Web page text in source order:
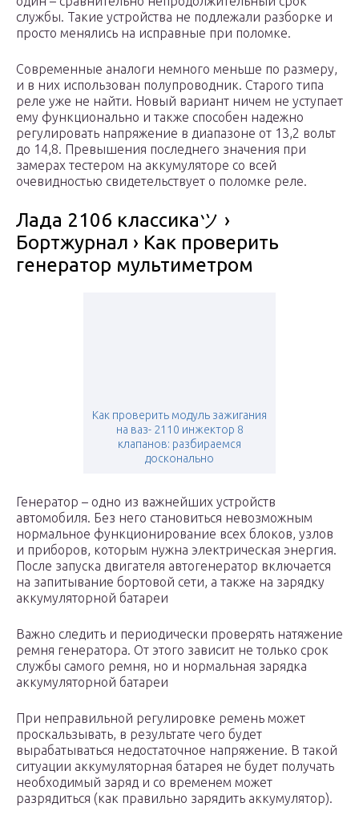
службы. Такие устройства не подлежали разборке и
просто менялись на исправные при поломке.
Современные аналоги немного меньше по размеру,
и в них использован полупроводник. Старого типа
реле уже не найти. Новый вариант ничем не уступает
ему функционально и также способен надежно
регулировать напряжение в диапазоне от 13,2 вольт
до 14,8. Превышения последнего значения при
замерах тестером на аккумуляторе со всей
очевидностью свидетельствует о поломке реле.
Лада 2106 классикаツ ›
Бортжурнал › Как проверить
генератор мультиметром
Как проверить модуль зажигания
на ваз- 2110 инжектор 8
клапанов: разбираемся
досконально
Генератор – одно из важнейших устройств
автомобиля. Без него становиться невозможным
нормальное функционирование всех блоков, узлов
и приборов, которым нужна электрическая энергия.
После запуска двигателя автогенератор включается
на запитывание бортовой сети, а также на зарядку
аккумуляторной батареи
Важно следить и периодически проверять натяжение
ремня генератора. От этого зависит не только срок
службы самого ремня, но и нормальная зарядка
аккумуляторной батареи
При неправильной регулировке ремень может
проскальзывать, в результате чего будет
вырабатываться недостаточное напряжение. В такой
ситуации аккумуляторная батарея не будет получать
необходимый заряд и со временем может
разрядиться (как правильно зарядить аккумулятор).